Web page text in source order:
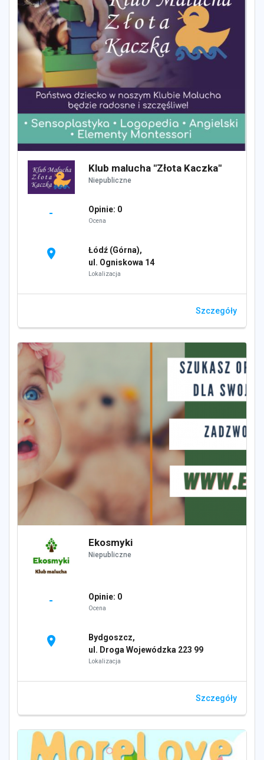
Klub malucha "Złota Kaczka"
Niepubliczne
- Opinie: 0
Ocena
location_on
Łódź (Górna),
ul. Ogniskowa 14
Lokalizacja
Szczegóły
Ekosmyki
Niepubliczne
- Opinie: 0
Ocena
location_on
Bydgoszcz,
ul. Droga Wojewódzka 223 99
Lokalizacja
Szczegóły